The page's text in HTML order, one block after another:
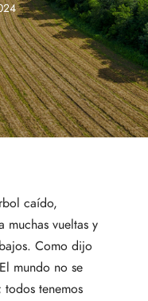
caído,
muchas vueltas y
Como dijo
mundo no se
tenemos